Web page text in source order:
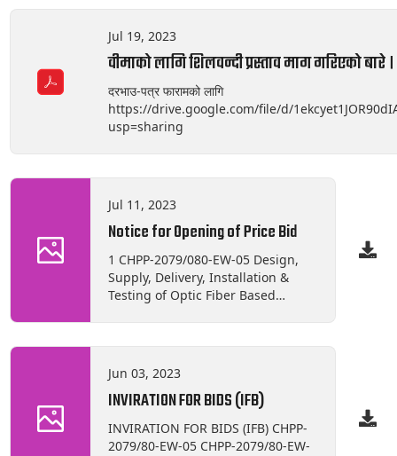
Bypass Canal at Reservoir,
Thambuchet , Rasuwa 3) CHPP-
2080/81-CW-03: Construction of
Irrigation Channel at
Goljungbeshi, Rasuwa
Jul 19, 2023
वीमाको लागि शिलवन्दी प्रस्ताव माग गरिएको
दरभाउ-पत्र फारामको लागि
https://drive.google.com/file/d/
usp=sharing
Jul 11, 2023
Notice for Opening of Price Bid
1 CHPP-2079/080-EW-05 Design,
Supply, Delivery, Installation &
Testing of Optic Fiber Based
Ramechhap. 2 CHPP-2079/080-EW-
06 Supply, Delivery, Installation,
Testing & Commissioning of ADSS
Optical Fiber Cable with
Rasuwa.
Jun 03, 2023
INVIRATION FOR BIDS (IFB)
INVIRATION FOR BIDS (IFB) CHPP-
2079/80-EW-05 CHPP-2079/80-EW-